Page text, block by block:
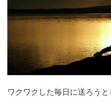
ワクワクした毎日に送ろう